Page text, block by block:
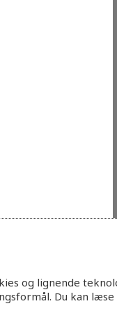
og lignende
Du kan